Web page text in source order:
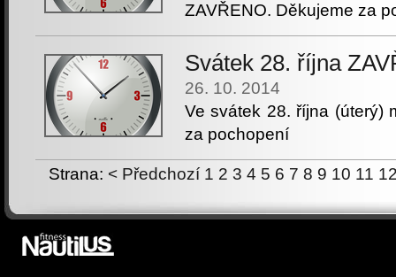
ZAVŘENO. Děkujeme za
Svátek 28. října
26. 10. 2014
Ve svátek 28. října (úterý)
za pochopení
Strana: < Předchozí 1 2 3 4 5 6 7 8 9 10 11